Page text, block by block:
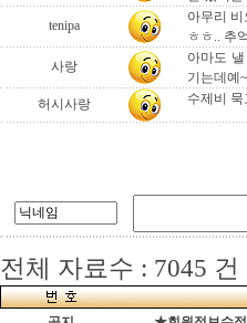
tenipa
아무리
ㅎㅎ.. 추
사랑
아마도
기는데예
허시사랑
수제비
전체 자료수 : 7045 건